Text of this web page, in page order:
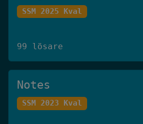
SSM 2025 Kval
99 lösare
Notes
SSM 2023 Kval